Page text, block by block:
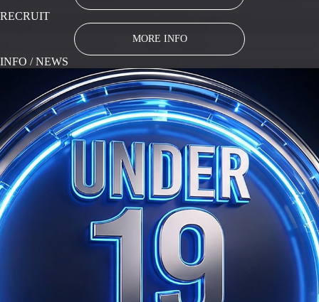
RECRUIT
MORE INFO
INFO / NEWS